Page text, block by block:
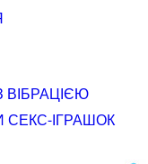
ВІБРАЦІЄЮ
СЕКС-ІГРАШОК